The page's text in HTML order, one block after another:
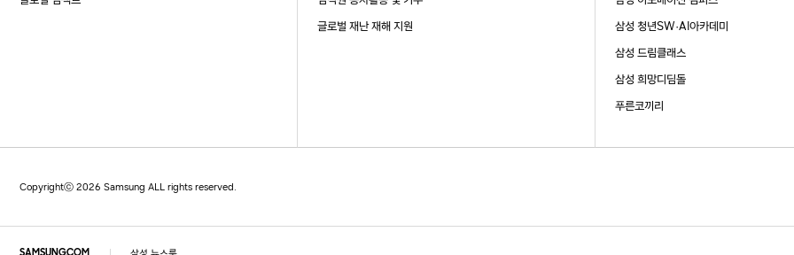
글로벌 재난 재해 지원
삼성 청년SW·AI아카데미
삼성 드림클래스
삼성 희망디딤돌
푸른코끼리
Copyrightⓒ 2026 Samsung ALL rights reserved.